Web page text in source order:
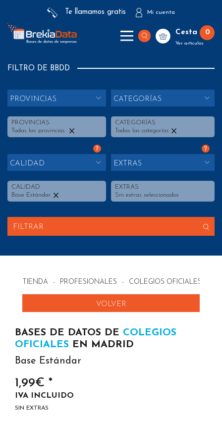
Te llamamos gratis Mi cuenta
Cesta 0
Ver artículos
FILTRO DE BBDD
PROVINCIAS
PROVINCIAS
Todas las provincias
CATEGORÍAS
CATEGORÍAS
Todas las categorías
?
CALIDAD
CALIDAD
Base Estándar
?
EXTRAS
EXTRAS
Sin extras seleccionados
FILTRAR
TIENDA - PROFESIONALES - COLEGIOS OFICIALES EN
VOLVER
BASES DE DATOS DE COLEGIOS
OFICIALES EN MADRID
Base Estándar
1,99€ *
IVA INCLUIDO
SIN EXTRAS